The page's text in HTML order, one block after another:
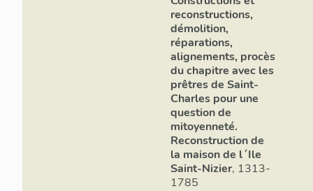
reconstructions,
démolition,
réparations,
alignements, procès
du chapitre avec les
prêtres de Saint-
Charles pour une
question de
mitoyenneté.
Reconstruction de
la maison de l´Ile
Saint-Nizier, 1313-
1785